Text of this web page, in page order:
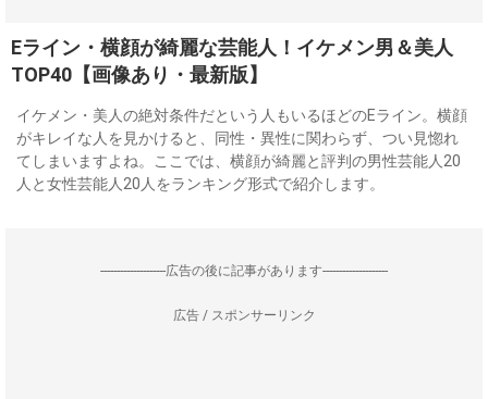
Eライン・横顔が綺麗な芸能人！イケメン男＆美人
TOP40【画像あり・最新版】
イケメン・美人の絶対条件だという人もいるほどのEライン。横顔
がキレイな人を見かけると、同性・異性に関わらず、つい見惚れ
てしまいますよね。ここでは、横顔が綺麗と評判の男性芸能人20
人と女性芸能人20人をランキング形式で紹介します。
--------------------広告の後に記事があります--------------------
広告 / スポンサーリンク